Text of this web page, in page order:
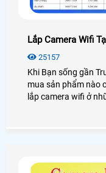
Lắp Camera Wifi
25157
Khi Bạn sống gần
mua sản phẩm nào
lắp camera wifi ở